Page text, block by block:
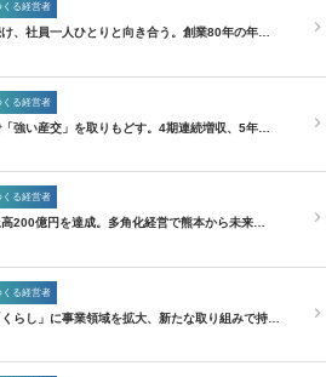
くる経営者
、社員一人ひとりと向き合う。創業80年の年…
くる経営者
強い産交」を取りもどす。4期連続増収、5年…
くる経営者
高200億円を達成。多角化経営で熊本から未来…
くる経営者
くらし」に事業領域を拡大、新たな取り組みで持…